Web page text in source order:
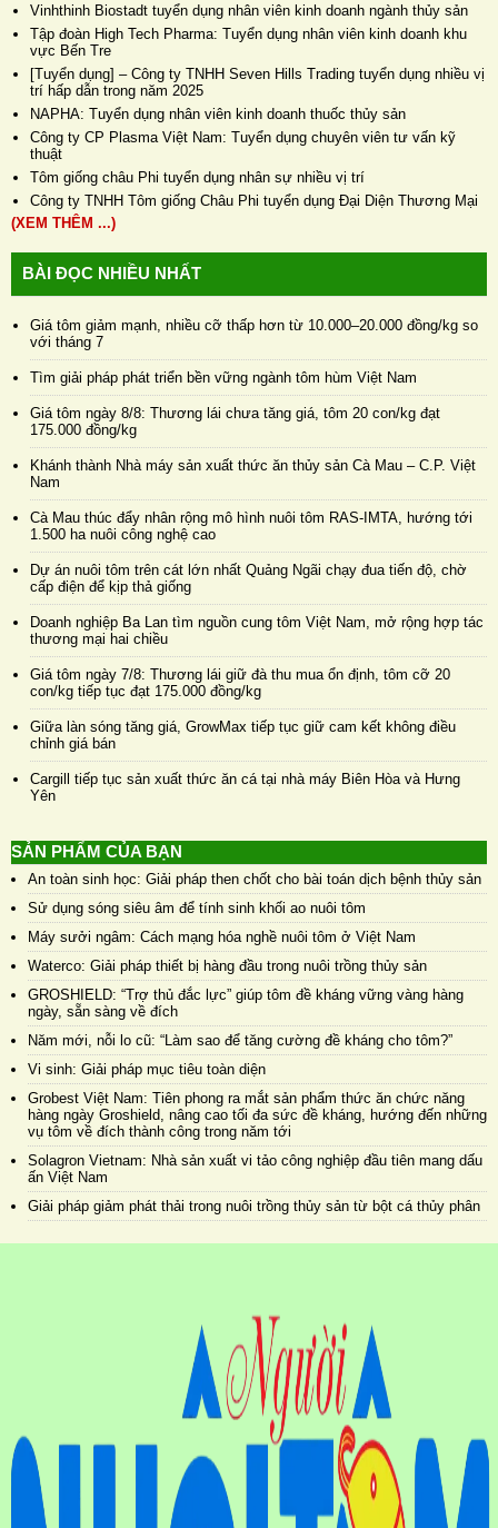
Vinhthinh Biostadt tuyển dụng nhân viên kinh doanh ngành thủy sản
Tập đoàn High Tech Pharma: Tuyển dụng nhân viên kinh doanh khu
vực Bến Tre
[Tuyển dụng] – Công ty TNHH Seven Hills Trading tuyển dụng nhiều vị
trí hấp dẫn trong năm 2025
NAPHA: Tuyển dụng nhân viên kinh doanh thuốc thủy sản
Công ty CP Plasma Việt Nam: Tuyển dụng chuyên viên tư vấn kỹ
thuật
Tôm giống châu Phi tuyển dụng nhân sự nhiều vị trí
Công ty TNHH Tôm giống Châu Phi tuyển dụng Đại Diện Thương Mại
(XEM THÊM ...)
BÀI ĐỌC NHIỀU NHẤT
Giá tôm giảm mạnh, nhiều cỡ thấp hơn từ 10.000–20.000 đồng/kg so
với tháng 7
Tìm giải pháp phát triển bền vững ngành tôm hùm Việt Nam
Giá tôm ngày 8/8: Thương lái chưa tăng giá, tôm 20 con/kg đạt
175.000 đồng/kg
Khánh thành Nhà máy sản xuất thức ăn thủy sản Cà Mau – C.P. Việt
Nam
Cà Mau thúc đẩy nhân rộng mô hình nuôi tôm RAS-IMTA, hướng tới
1.500 ha nuôi công nghệ cao
Dự án nuôi tôm trên cát lớn nhất Quảng Ngãi chạy đua tiến độ, chờ
cấp điện để kịp thả giống
Doanh nghiệp Ba Lan tìm nguồn cung tôm Việt Nam, mở rộng hợp tác
thương mại hai chiều
Giá tôm ngày 7/8: Thương lái giữ đà thu mua ổn định, tôm cỡ 20
con/kg tiếp tục đạt 175.000 đồng/kg
Giữa làn sóng tăng giá, GrowMax tiếp tục giữ cam kết không điều
chỉnh giá bán
Cargill tiếp tục sản xuất thức ăn cá tại nhà máy Biên Hòa và Hưng
Yên
SẢN PHẨM CỦA BẠN
An toàn sinh học: Giải pháp then chốt cho bài toán dịch bệnh thủy sản
Sử dụng sóng siêu âm để tính sinh khối ao nuôi tôm
Máy sưởi ngâm: Cách mạng hóa nghề nuôi tôm ở Việt Nam
Waterco: Giải pháp thiết bị hàng đầu trong nuôi trồng thủy sản
GROSHIELD: “Trợ thủ đắc lực” giúp tôm đề kháng vững vàng hàng
ngày, sẵn sàng về đích
Năm mới, nỗi lo cũ: “Làm sao để tăng cường đề kháng cho tôm?”
Vi sinh: Giải pháp mục tiêu toàn diện
Grobest Việt Nam: Tiên phong ra mắt sản phẩm thức ăn chức năng
hàng ngày Groshield, nâng cao tối đa sức đề kháng, hướng đến những
vụ tôm về đích thành công trong năm tới
Solagron Vietnam: Nhà sản xuất vi tảo công nghiệp đầu tiên mang dấu
ấn Việt Nam
Giải pháp giảm phát thải trong nuôi trồng thủy sản từ bột cá thủy phân